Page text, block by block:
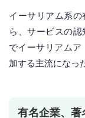
イーサリアム系
ら、サービスの
でイーサリアム
加する主流になっ
有名企業、著